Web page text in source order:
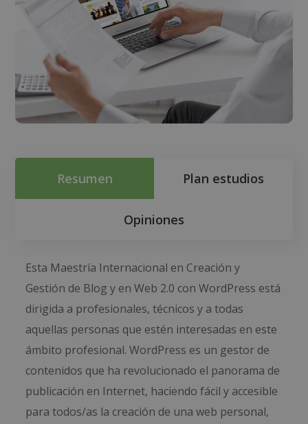
Resumen Plan estudios
Opiniones
Esta Maestría Internacional en Creación y
Gestión de Blog y en Web 2.0 con WordPress está
dirigida a profesionales, técnicos y a todas
aquellas personas que estén interesadas en este
ámbito profesional. WordPress es un gestor de
contenidos que ha revolucionado el panorama de
publicación en Internet, haciendo fácil y accesible
para todos/as la creación de una web personal,